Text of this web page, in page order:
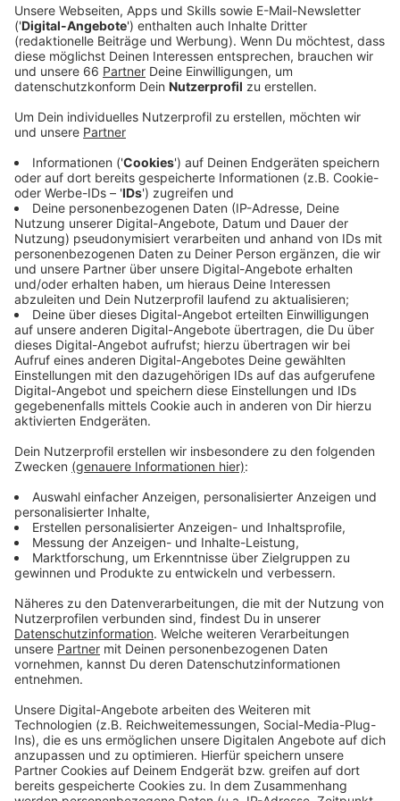
auftreten sollen. Weil über 100 Bäume gefällt
werden sollten, gab es Proteste. Jetzt hofft man
im Rathaus, dass im kommenden Jahr erste
Konzerte dort stattfinden können.
Jahrelang lagen die Pläne auf Eis, jetzt hat
Oberbürgermeister Stephan Keller das Projekt wieder
präsentiert, bei seiner Rede auf der Immobilienmesse
"Exporeal" in München. Die Verwaltung bereitet gerade
den Bebauungsplan vor, der Rat soll ihn im ersten
Halbjahr 2025 beschließen. Geplant ist eine Open-Air-
Eventfläche für 80.000 Besucherinnen und Besucher.
Keller sprach im Antenne Düsseldorf Interview von
einem "Alleinstellungsmerkmal" - solch große Flächen
gebe es nur wenige. Damit könnte man viele tolle
Künstlerinnen und Künstler in unsere Stadt holen.
Anzeige
Weitere Infos und Links zum Thema:
Anzeige
Im Hintergrund laufen die Planungen für die Open-
Air-Fläche bereits seit 2023
Vor fünf Jahren gab es eine Bürgerbeteiligung
Ausführliche Medienmitteilung zur Exporeal-Rede
des Oberbürgermeisters
Anzeige